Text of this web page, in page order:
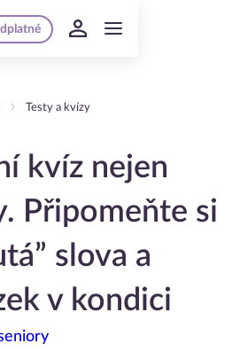
Testy a kvízy
kvíz nejen
Připomeňte si
slova a
v kondici